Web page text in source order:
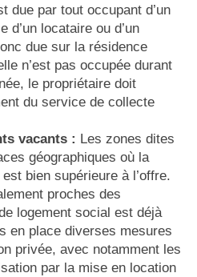
due par tout occupant d’un
d’un locataire ou d’un
due sur la résidence
n’est pas occupée durant
le propriétaire doit
du service de collecte
vacants : Les zones dites
géographiques où la
bien supérieure à l’offre.
proches des
logement social est déjà
en place diverses mesures
privée, avec notamment les
par la mise en location